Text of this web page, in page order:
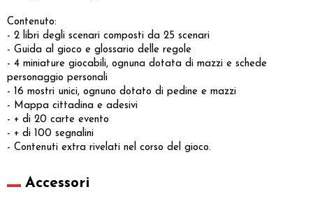
Contenuto:
- 2 libri degli scenari composti da 25 scenari
- Guida al gioco e glossario delle regole
- 4 miniature giocabili, ognuna dotata di mazzi e schede
personaggio personali
- 16 mostri unici, ognuno dotato di pedine e mazzi
- Mappa cittadina e adesivi
- + di 20 carte evento
- + di 100 segnalini
- Contenuti extra rivelati nel corso del gioco.
Accessori